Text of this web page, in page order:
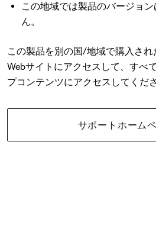
この地域では製品のバージョ
ん。
この製品を別の国/地域で購入さ
Webサイトにアクセスして、すべ
プコンテンツにアクセスしてくださ
サポートホーム